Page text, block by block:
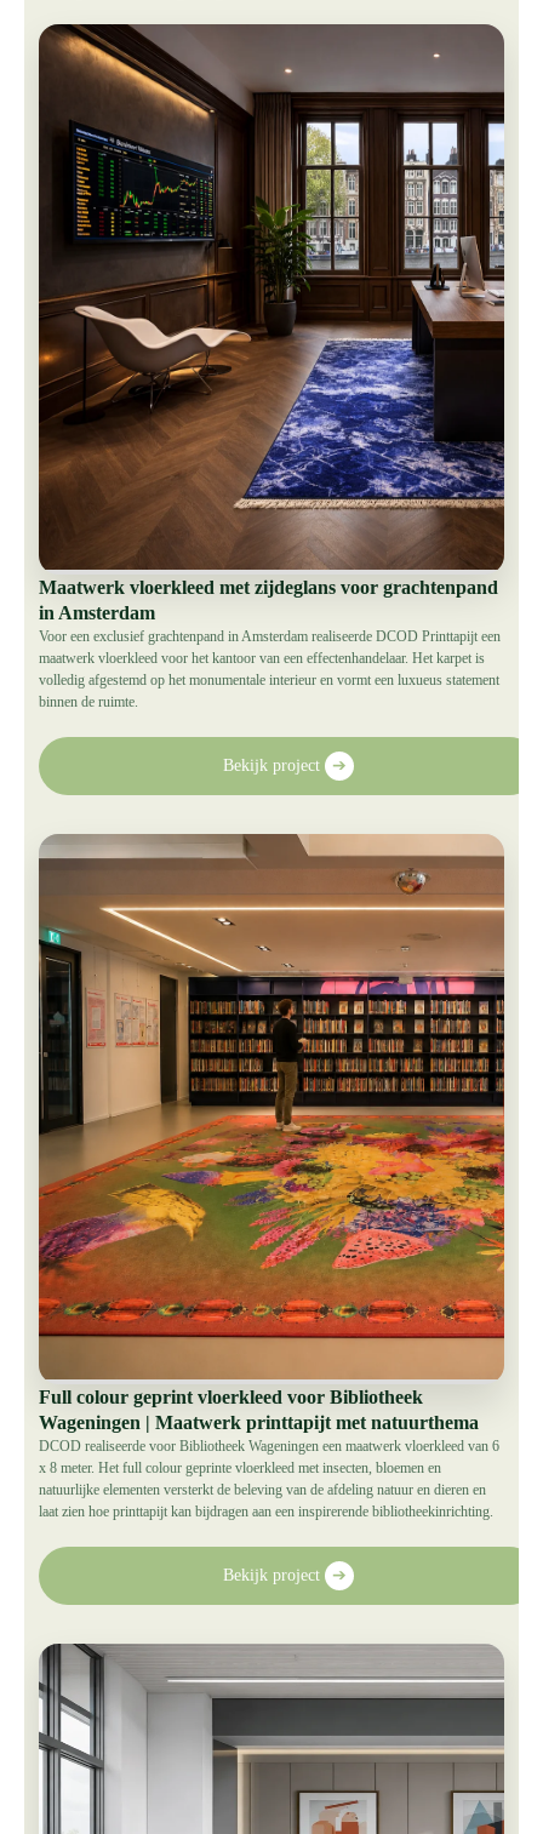
Maatwerk vloerkleed met zijdeglans voor grachtenpand
in Amsterdam
Voor een exclusief grachtenpand in Amsterdam realiseerde DCOD Printtapijt een
maatwerk vloerkleed voor het kantoor van een effectenhandelaar. Het karpet is
volledig afgestemd op het monumentale interieur en vormt een luxueus statement
binnen de ruimte.
Bekijk project ➔
Full colour geprint vloerkleed voor Bibliotheek
Wageningen | Maatwerk printtapijt met natuurthema
DCOD realiseerde voor Bibliotheek Wageningen een maatwerk vloerkleed van 6
x 8 meter. Het full colour geprinte vloerkleed met insecten, bloemen en
natuurlijke elementen versterkt de beleving van de afdeling natuur en dieren en
laat zien hoe printtapijt kan bijdragen aan een inspirerende bibliotheekinrichting.
Bekijk project ➔